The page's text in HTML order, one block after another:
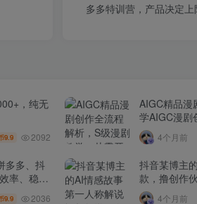
多多特训营，产品决定
，纯无
9.9 2092
AIGC精品漫
学AIGC漫剧
4个月前
多多、抖
率、稳盈
9.9 2036
抖音某博主
款，撸创作
4个月前